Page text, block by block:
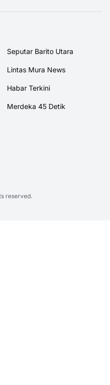
Seputar Barito Utara
Lintas Mura News
Habar Terkini
Merdeka 45 Detik
reserved.